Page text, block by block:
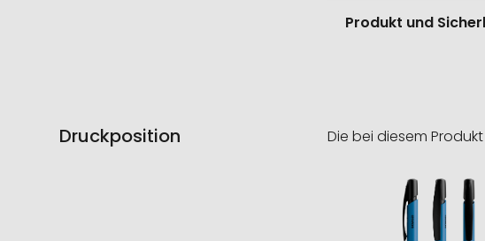
Produkt und
Druckposition Die bei diesem